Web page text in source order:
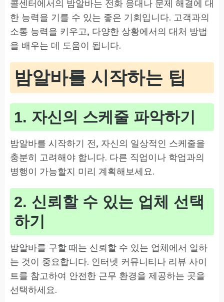
콜센터에서의 밤알바는 전화 응대나 문제 해결에 대
한 능력을 기를 수 있는 좋은 기회입니다. 고객과의
소통 능력을 키우고, 다양한 상황에서의 대처 방법
을 배우는 데 도움이 됩니다.
밤알바를 시작하는 팁
1. 자신의 스케줄 파악하기
밤알바를 시작하기 전, 자신의 일상적인 스케줄을
충분히 고려해야 합니다. 다른 직업이나 학업과의
병행이 가능할지 미리 계획해보세요.
2. 신뢰할 수 있는 업체 선택
하기
밤알바를 구할 때는 신뢰할 수 있는 업체에서 일하
는 것이 중요합니다. 인터넷 커뮤니티나 리뷰 사이
트를 참고하여 안전한 근무 환경을 제공하는 곳을
선택하세요.